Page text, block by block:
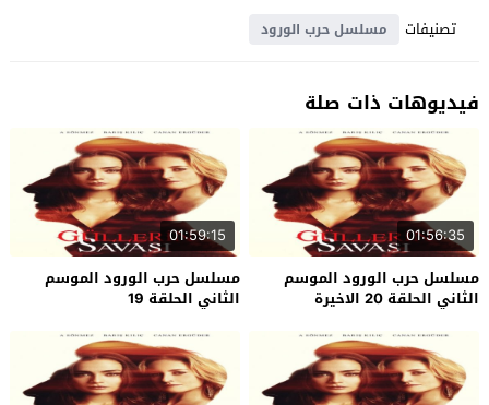
تصنيفات
مسلسل حرب الورود
فيديوهات ذات صلة
01:56:35
مسلسل حرب الورود الموسم
الثاني الحلقة 20 الاخيرة
01:59:15
مسلسل حرب الورود الموسم
الثاني الحلقة 19